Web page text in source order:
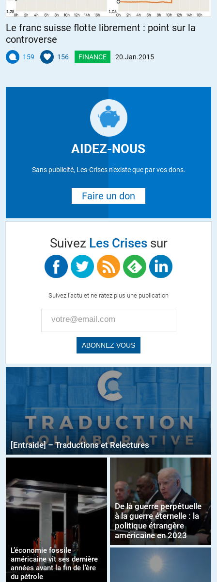
Le franc suisse flotte librement : point sur la
controverse
159 156 FINANCE 20.Jan.2015
AIDEZ-NOUS
Sans publicité, Les-Crises n'existe que par vos dons.
Faire un don
Suivez Les Crisessur
Suivez l'actu et ne ratez plus une publication
[Entraide] – Traductions et Relectures
L’économie fossile
américaine vit ses dernière
années avant la fin de l’ère
du pétrole
De la guerre perpétuelle
à la guerre éternelle : la
politique étrangère
américaine en 2023